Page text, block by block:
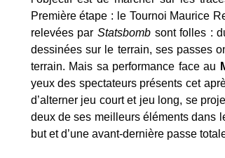
Première étape : le Tournoi Maurice
relevées par Statsbombsont folles :
dessinées sur le terrain, ses passes
terrain. Mais sa performance face au
yeux des spectateurs présents cet
d’alterner jeu court et jeu long, se
deux de ses meilleurs éléments dans
but et d’une avant-dernière passe